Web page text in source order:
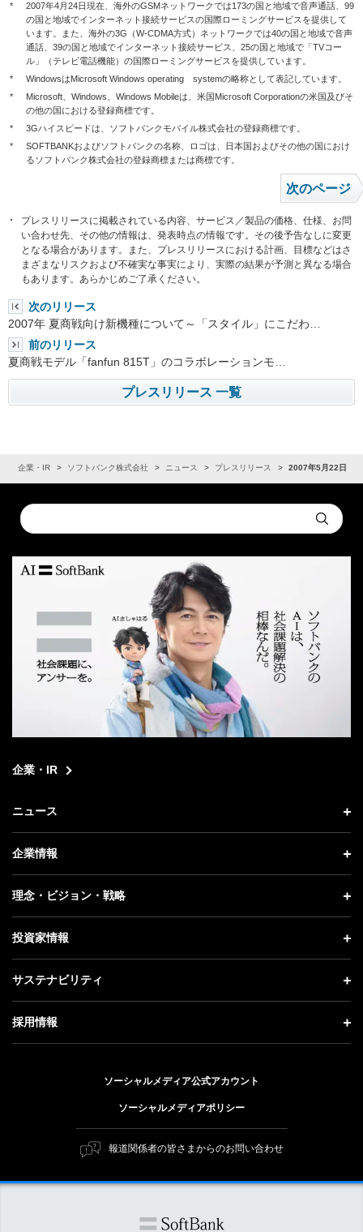
*
2007年4月24日現在、海外のGSMネットワークでは173の国と地域で音声通話、99
の国と地域でインターネット接続サービスの国際ローミングサービスを提供して
います。また、海外の3G（W-CDMA方式）ネットワークでは40の国と地域で音声
通話、39の国と地域でインターネット接続サービス、25の国と地域で「TVコー
ル」（テレビ電話機能）の国際ローミングサービスを提供しています。
*
WindowsはMicrosoft Windows operating systemの略称として表記しています。
*
Microsoft、Windows、Windows Mobileは、米国Microsoft Corporationの米国及びそ
の他の国における登録商標です。
*
3Gハイスピードは、ソフトバンクモバイル株式会社の登録商標です。
*
SOFTBANKおよびソフトバンクの名称、ロゴは、日本国およびその他の国におけ
るソフトバンク株式会社の登録商標または商標です。
次のページ
プレスリリースに掲載されている内容、サービス／製品の価格、仕様、お問
い合わせ先、その他の情報は、発表時点の情報です。その後予告なしに変更
となる場合があります。また、プレスリリースにおける計画、目標などはさ
まざまなリスクおよび不確実な事実により、実際の結果が予測と異なる場合
もあります。あらかじめご了承ください。
次のリリース
2007年 夏商戦向け新機種について～「スタイル」にこだわ…
前のリリース
夏商戦モデル「fanfun 815T」のコラボレーションモ…
プレスリリース 一覧
企業・IR ソフトバンク株式会社 ニュース プレスリリース 2007年5月22日
Conduct
a
Submit
企業・IR
ニュース
ニュース トップ
プレスリリース
更新情報
記者説明会
企業情報
企業情報 トップ
社長メッセージ
事業紹介
ガバナンス
理念・ビジョン・戦略
理念・ビジョン・戦略 トップ
成長戦略「Activate AI for Society」
人材戦略
投資家情報
投資家情報 トップ
経営方針
個人投資家の皆さまへ
株式と社債について
サステナビリティ
サステナビリティ トップ
トップメッセージ
ESG方針・体制
マテリアリティ（重要課題）
ESGの主な取り組み
採用情報
障がい者採用
ソフトバンク クルー採用
ソーシャルメディア公式アカウント
ソーシャルメディアポリシー
報道関係者の皆さまからのお問い合わせ